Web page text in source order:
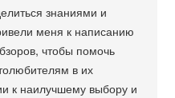
знаниями и
меня к написанию
чтобы помочь
в их
к наилучшему выбору и